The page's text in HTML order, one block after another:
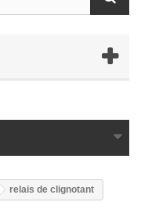
relais de clignotant